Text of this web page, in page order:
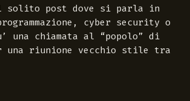
solito post dove si parla in
cyber security o
una chiamata al “popolo” di
una riunione vecchio stile tra